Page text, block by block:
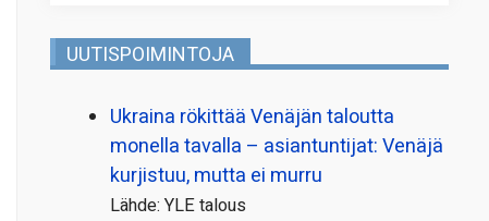
UUTISPOIMINTOJA
Ukraina rökittää Venäjän taloutta
monella tavalla – asiantuntijat: Venäjä
kurjistuu, mutta ei murru
Lähde: YLE talous